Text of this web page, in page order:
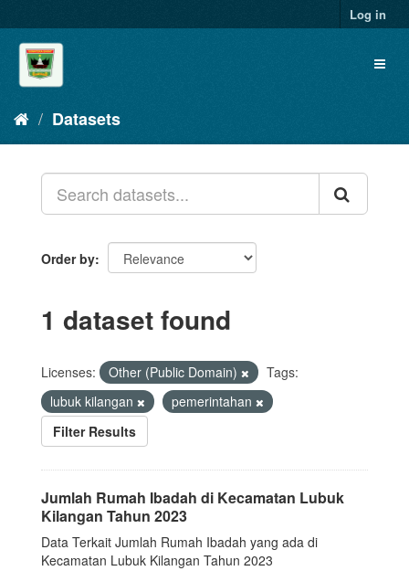
to
content
Log in
Datasets
Order by
1 dataset found
Licenses: Other (Public Domain)
Tags:
lubuk kilangan
pemerintahan
Filter Results
Jumlah Rumah Ibadah di Kecamatan Lubuk
Kilangan Tahun 2023
Data Terkait Jumlah Rumah Ibadah yang ada di
Kecamatan Lubuk Kilangan Tahun 2023